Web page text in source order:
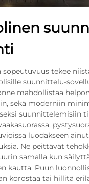
sopeutuvuus tekee
suunnittelu-
mahdollistaa
sekä moderniin
suunnittelemisiin
luodakseen
Ne peittävät
samalla kun
kautta. Puun
korostaa tai hillitä